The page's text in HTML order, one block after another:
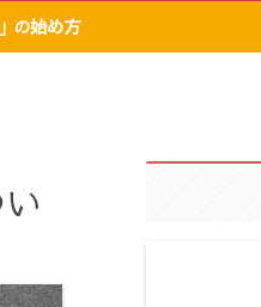
の始め方